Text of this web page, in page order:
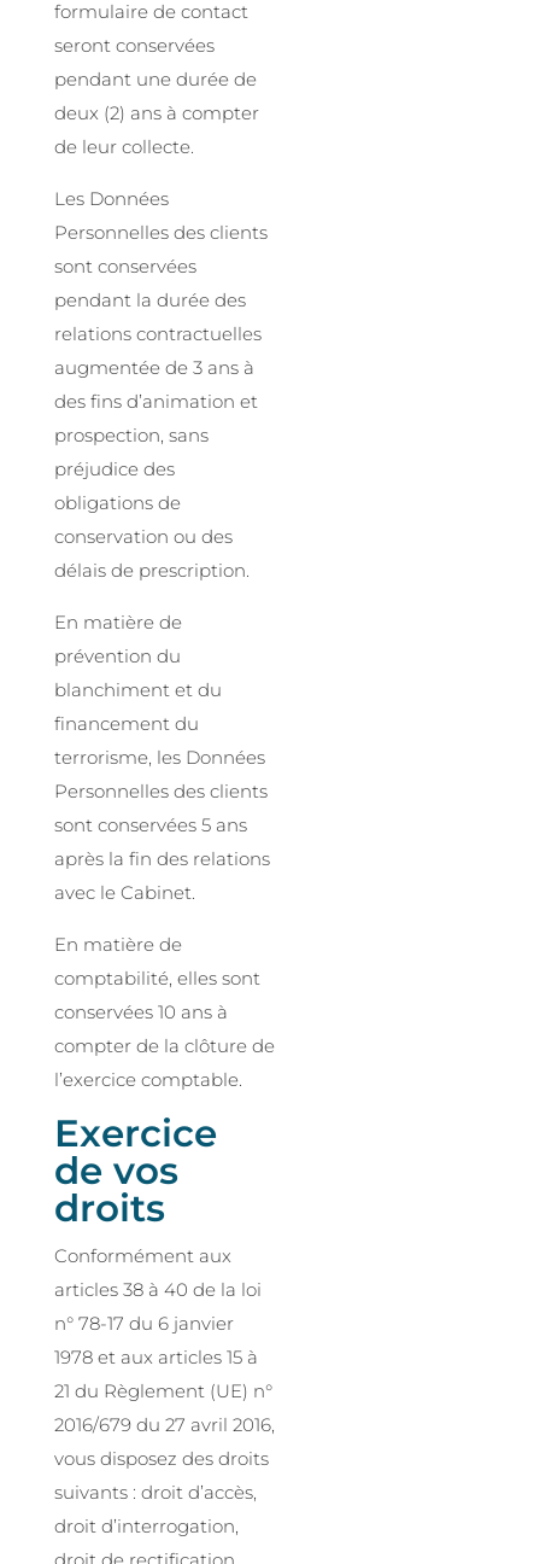
formulaire de contact
seront conservées
pendant une durée de
deux (2) ans à compter
de leur collecte.
Les Données
Personnelles des clients
sont conservées
pendant la durée des
relations contractuelles
augmentée de 3 ans à
des fins d’animation et
prospection, sans
préjudice des
obligations de
conservation ou des
délais de prescription.
En matière de
prévention du
blanchiment et du
financement du
terrorisme, les Données
Personnelles des clients
sont conservées 5 ans
après la fin des relations
avec le Cabinet.
En matière de
comptabilité, elles sont
conservées 10 ans à
compter de la clôture de
l’exercice comptable.
Exercice
de vos
droits
Conformément aux
articles 38 à 40 de la loi
n° 78-17 du 6 janvier
1978 et aux articles 15 à
21 du Règlement (UE) n°
2016/679 du 27 avril 2016,
vous disposez des droits
suivants : droit d’accès,
droit d’interrogation,